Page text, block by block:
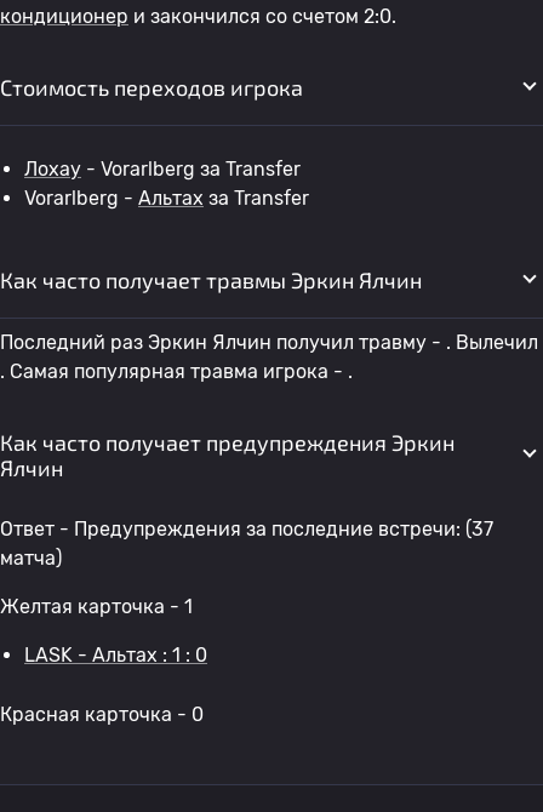
кондиционер и закончился со счетом 2:0.
Стоимость переходов игрока
Лохау - Vorarlberg за Transfer
Vorarlberg - Альтах за Transfer
Как часто получает травмы Эркин Ялчин
Последний раз Эркин Ялчин получил травму - . Вылечил
. Самая популярная травма игрока - .
Как часто получает предупреждения Эркин
Ялчин
Ответ - Предупреждения за последние встречи: (37
матча)
Желтая карточка - 1
LASK - Альтах : 1 : 0
Красная карточка - 0